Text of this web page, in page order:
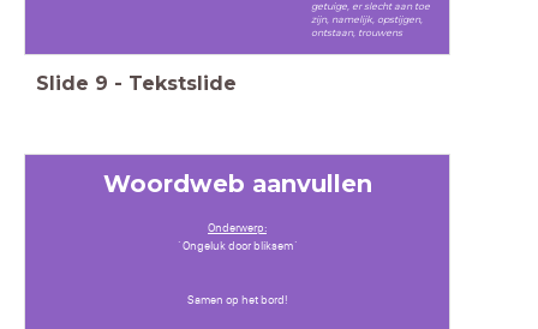
getuige, er slecht aan toe
zijn, namelijk, opstijgen,
ontstaan, trouwens
Slide 9 - Tekstslide
Woordweb aanvullen
Onderwerp:
´Ongeluk door bliksem´
Samen op het bord!